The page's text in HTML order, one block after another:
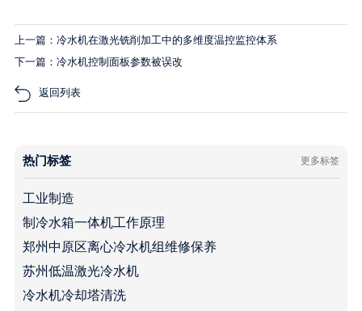
上一篇：冷水机在激光铣削加工中的多维度温控监控体系
下一篇：冷水机控制面板参数被误改
返回列表
热门标签 更多标签
工业制造
制冷水箱一体机工作原理
郑州中原区离心冷水机组维修保养
苏州低温激光冷水机
冷水机冷却塔清洗